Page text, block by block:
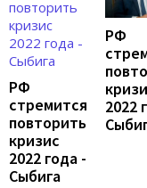
РФ
стремится
повторить
кризис
2022 года -
Сыбига
РФ
2022